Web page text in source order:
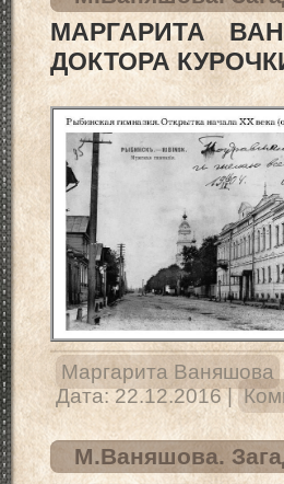
МАРГАРИТА
ДОКТОРА
Маргарита Ваняшова
Дата: 22.12.2016 |
М.Ваняшова.